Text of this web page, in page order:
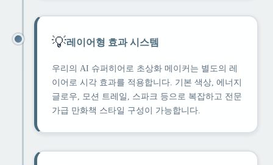
💡레이어형 효과 시스템
우리의 AI 슈퍼히어로 초상화 메이커는 별도의 레
이어로 시각 효과를 적용합니다. 기본 색상, 에너지
글로우, 모션 트레일, 스파크 등으로 복잡하고 전문
가급 만화책 스타일 구성이 가능합니다.